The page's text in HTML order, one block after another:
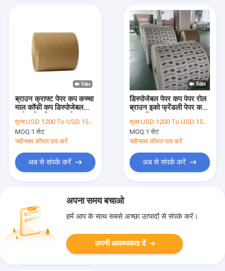
ब्राउन क्राफ्ट पेपर कप कच्चा
माल कॉफी कप डिस्पोजेबल
मूल्य:USD 1200 To USD 1500 Per Set
MOQ:1 सेट
नवीनतम कीमत पता करें
अब से संपर्क करें
डिस्पोजेबल पेपर कप पेपर रोल
ब्राउन इको फ्रेंडली पेपर कप
मूल्य:USD 1200 To USD 1500 Per Set
MOQ:1 सेट
नवीनतम कीमत पता करें
अब से संपर्क करें
अपना समय बचाओ
हमें आप के साथ सबसे अच्छा उत्पादों से संपर्क करें।
अपनी आवश्यकता दें